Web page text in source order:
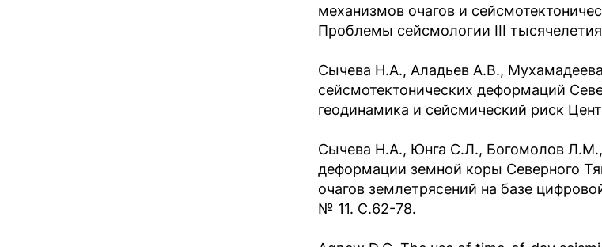
механизмов очагов и
Проблемы сейсмологии III
Сычева Н.А., Аладьев А.В.,
сейсмотектонических деформаций
геодинамика и сейсмический риск
Сычева Н.А., Юнга С.Л., Богомолов
деформации земной коры Северного
очагов землетрясений на базе
№ 11. С.62-78.